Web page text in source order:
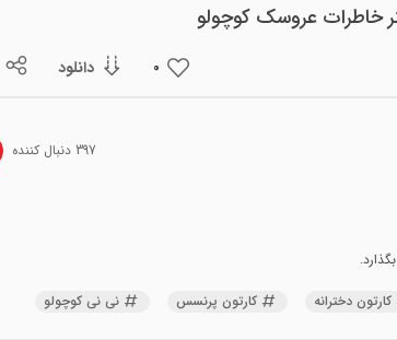
خاطرات عروسک کوچولو
0 دانلود
397 دنبال کننده
کارتون دخترانه کارتون پرنسس نی نی کوچولو